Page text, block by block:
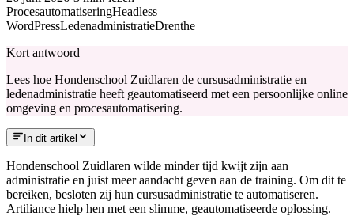
ProcesautomatiseringHeadless
WordPressLedenadministratieDrenthe
Kort antwoord
Lees hoe Hondenschool Zuidlaren de cursusadministratie en
ledenadministratie heeft geautomatiseerd met een persoonlijke online
omgeving en procesautomatisering.
In dit artikel
Hondenschool Zuidlaren wilde minder tijd kwijt zijn aan
administratie en juist meer aandacht geven aan de training. Om dit te
bereiken, besloten zij hun cursusadministratie te automatiseren.
Artiliance hielp hen met een slimme, geautomatiseerde oplossing.